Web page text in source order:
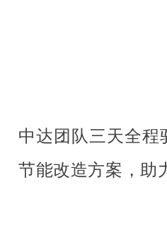
中达团队三天全
节能改造方案，助